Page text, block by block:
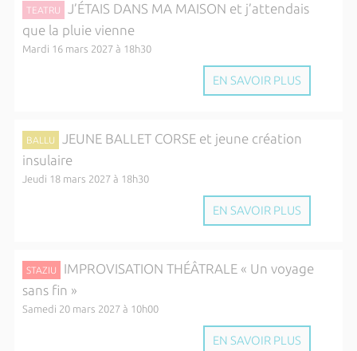
TEATRU
J’ÉTAIS DANS MA MAISON et j’attendais
que la pluie vienne
Mardi 16 mars 2027 à 18h30
EN SAVOIR PLUS
BALLU
JEUNE BALLET CORSE et jeune création
insulaire
Jeudi 18 mars 2027 à 18h30
EN SAVOIR PLUS
STAZIU
IMPROVISATION THÉÂTRALE « Un voyage
sans fin »
Samedi 20 mars 2027 à 10h00
EN SAVOIR PLUS